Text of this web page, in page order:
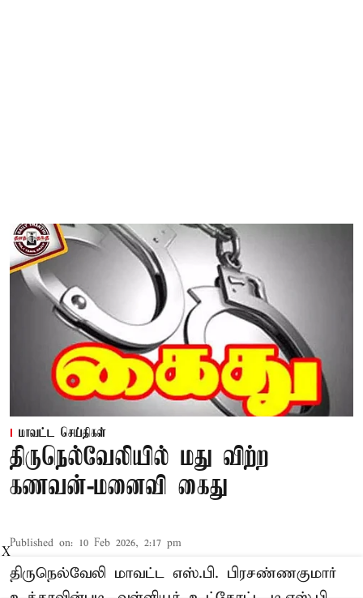
மாவட்ட செய்திகள்
திருநெல்வேலியில் மது விற்ற
கணவன்-மனைவி கைது
Published on: 10 Feb 2026, 2:17 pm
திருநெல்வேலி மாவட்ட எஸ்.பி. பிரசண்ணகுமார்
X